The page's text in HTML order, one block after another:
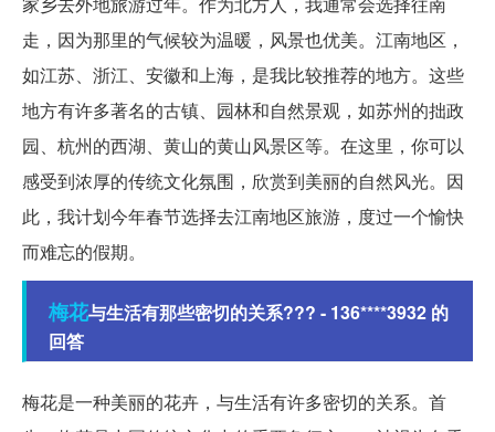
走，因为那里的气候较为温暖，风景也优美。江南地区，
如江苏、浙江、安徽和上海，是我比较推荐的地方。这些
地方有许多著名的古镇、园林和自然景观，如苏州的拙政
园、杭州的西湖、黄山的黄山风景区等。在这里，你可以
感受到浓厚的传统文化氛围，欣赏到美丽的自然风光。因
此，我计划今年春节选择去江南地区旅游，度过一个愉快
而难忘的假期。
梅花与生活有那些密切的关系??? - 136****3932 的
回答
梅花是一种美丽的花卉，与生活有许多密切的关系。首